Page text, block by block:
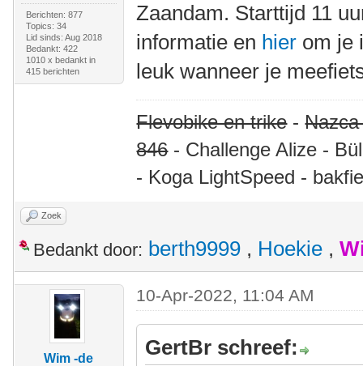
Berichten: 877
Topics: 34
Lid sinds: Aug 2018
Bedankt: 422
1010 x bedankt in
415 berichten
Zaandam. Starttijd 11
informatie en hier om je
leuk wanneer je
Flevobike en trike-
846- Challenge Alize -
- Koga LightSpeed -
Zoek
Bedankt door: berth9999 , Hoekie ,
Wim -de
10-Apr-2022, 11:04 AM
GertBr schreef: